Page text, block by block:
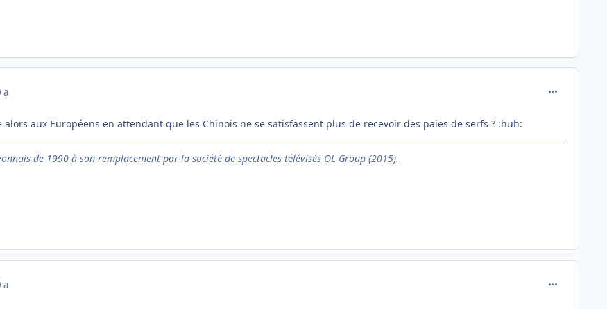
a
aux Européens en attendant que les Chinois ne se satisfassent plus de recevoir des paies de serfs ? :huh:
de 1990 à son remplacement par la société de spectacles télévisés OL Group (2015).
a